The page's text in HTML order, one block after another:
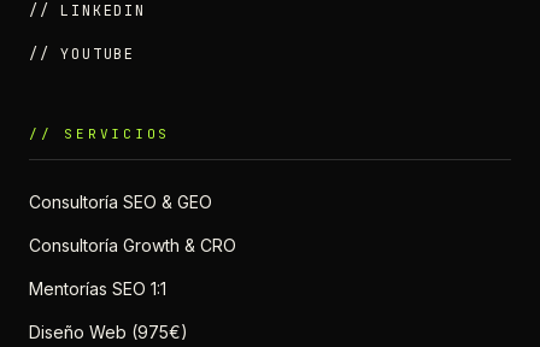
// LINKEDIN
// YOUTUBE
// SERVICIOS
Consultoría SEO & GEO
Consultoría Growth & CRO
Mentorías SEO 1:1
Diseño Web (975€)